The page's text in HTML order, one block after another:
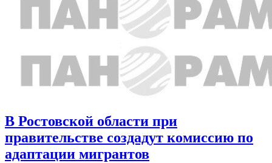
В Ростовской области при
правительстве создадут комиссию по
адаптации мигрантов